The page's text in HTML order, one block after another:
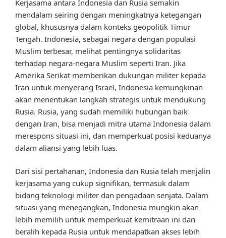
Kerjasama antara Indonesia dan Rusia semakin
mendalam seiring dengan meningkatnya ketegangan
global, khususnya dalam konteks geopolitik Timur
Tengah. Indonesia, sebagai negara dengan populasi
Muslim terbesar, melihat pentingnya solidaritas
terhadap negara-negara Muslim seperti Iran. Jika
Amerika Serikat memberikan dukungan militer kepada
Iran untuk menyerang Israel, Indonesia kemungkinan
akan menentukan langkah strategis untuk mendukung
Rusia. Rusia, yang sudah memiliki hubungan baik
dengan Iran, bisa menjadi mitra utama Indonesia dalam
merespons situasi ini, dan memperkuat posisi keduanya
dalam aliansi yang lebih luas.
Dari sisi pertahanan, Indonesia dan Rusia telah menjalin
kerjasama yang cukup signifikan, termasuk dalam
bidang teknologi militer dan pengadaan senjata. Dalam
situasi yang menegangkan, Indonesia mungkin akan
lebih memilih untuk memperkuat kemitraan ini dan
beralih kepada Rusia untuk mendapatkan akses lebih